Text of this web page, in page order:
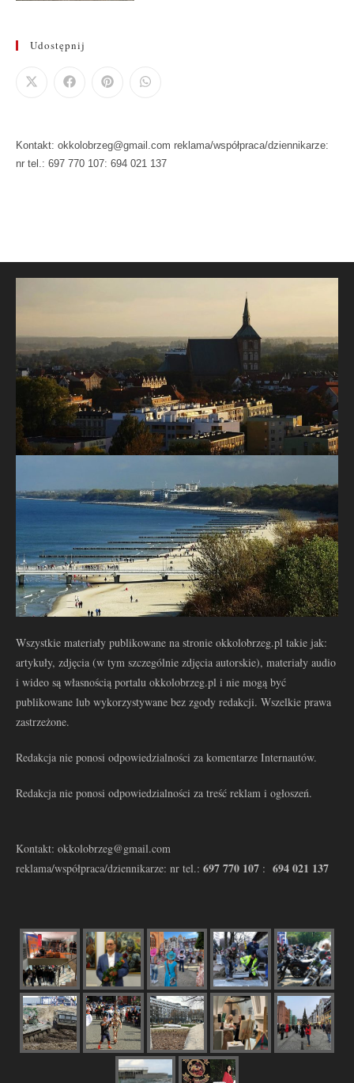
Udostępnij
Kontakt: okkolobrzeg@gmail.com reklama/współpraca/dziennikarze:
nr tel.: 697 770 107: 694 021 137
Wszystkie materiały publikowane na stronie okkolobrzeg.pl takie jak:
artykuły, zdjęcia (w tym szczególnie zdjęcia autorskie), materiały audio
i wideo są własnością portalu okkolobrzeg.pl i nie mogą być
publikowane lub wykorzystywane bez zgody redakcji. Wszelkie prawa
zastrzeżone.
Redakcja nie ponosi odpowiedzialności za komentarze Internautów.
Redakcja nie ponosi odpowiedzialności za treść reklam i ogłoszeń.
Kontakt: okkolobrzeg@gmail.com
reklama/współpraca/dziennikarze: nr tel.: 697 770 107 : 694 021 137